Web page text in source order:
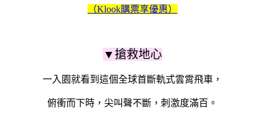
（Klook購票享優惠）
▼搶救地心
一入園就看到這個全球首斷軌式雲霄飛車，
俯衝而下時，尖叫聲不斷，刺激度滿百。